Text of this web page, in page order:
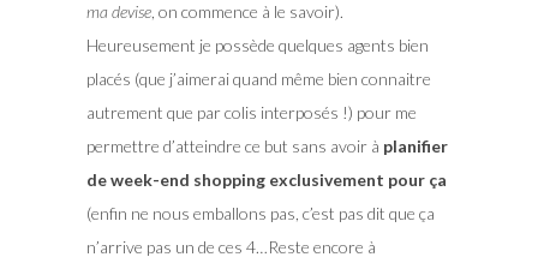
ma devise, on commence à le savoir).
Heureusement je possède quelques agents bien
placés (que j’aimerai quand même bien connaitre
autrement que par colis interposés !) pour me
permettre d’atteindre ce but sans avoir à planifier
de week-end shopping exclusivement pour ça
(enfin ne nous emballons pas, c’est pas dit que ça
n’arrive pas un de ces 4…Reste encore à